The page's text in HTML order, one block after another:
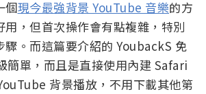
個現今最強背景 YouTube 音樂的方
，但首次操作會有點複雜，特別
驟。而這篇要介紹的 YoubackS 免
簡單，而且是直接使用內建 Safari
背景播放，不用下載其他第